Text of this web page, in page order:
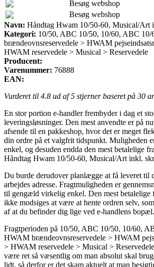
Besøg webshop
Besøg webshop
Navn: Håndtag Hwam 10/50-60, Musical/Art
Kategori: 10/50, ABC 10/50, 10/60, ABC
brændeovnsreservedele > HWAM
HWAM reservedele > Musical > Reservedele
Producent:
Varenummer: 76888
EAN:
Vurderet til 4.8 ud af 5 stjerner baseret på 30
En stor portion e-handler frembyder i dag et
leveringsløsninger. Den mest anvendte er på
afsende til en pakkeshop, hvor det er meget
din ordre på et valgfrit tidspunkt. Muligheden
enkel, og desuden endda den mest betalelige
Håndtag Hwam 10/50-60, Musical/Art inkl.
Du burde derudover planlægge at få leveret
arbejdes adresse. Fragtmuligheden er
til gengæld virkelig enkel. Den mest betalelige
ikke modsiges at være at hente ordren selv,
af at du befinder dig lige ved e-handlens bopæl.
Fragtperioden på 10/50, ABC 10/50, 10/60,
HWAM brændeovnsreservedele > HWAM
> HWAM reservedele > Musical >
være ret så væsentlig om man absolut skal
lidt, så derfor er det skam aktuelt at man